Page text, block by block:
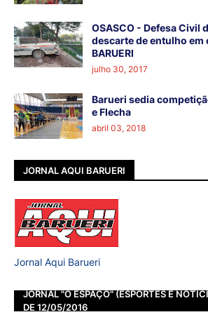
OSASCO - Defesa Civil
descarte de entulho em
BARUERI
julho 30, 2017
Barueri sedia
e Flecha
abril 03, 2018
JORNAL AQUI BARUERI
Jornal Aqui Barueri
JORNAL "O ESPAÇO" (ESPORTES E
DE 12/05/2016